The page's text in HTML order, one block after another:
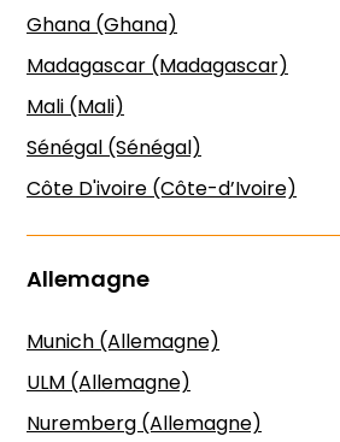
Ghana (Ghana)
Madagascar (Madagascar)
Mali (Mali)
Sénégal (Sénégal)
Côte D'ivoire (Côte-d’Ivoire)
Allemagne
Munich (Allemagne)
ULM (Allemagne)
Nuremberg (Allemagne)